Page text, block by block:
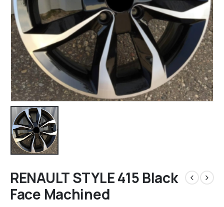
RENAULT STYLE 415 Black
Face Machined